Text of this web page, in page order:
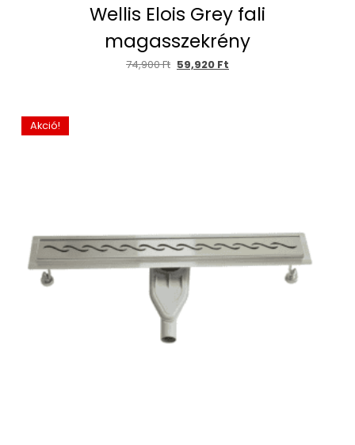
Wellis Elois Grey fali
magasszekrény
74,900Ft 59,920 Ft
Akció!